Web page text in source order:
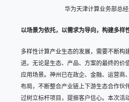
华为天津计算业务部总
以场景为依托，以需求为导向，构建多样
多样性计算产业生态的发展，需要不断构
进。无论是生态、产品、方案的最终的价
应用场景。神州已在政企、金融、运营商
布局，不断整合产业链上下游生态合作伙
过树立标杆项目，提振客户信心。本次活